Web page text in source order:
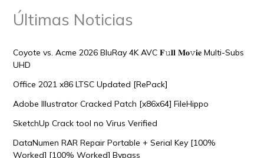
Últimas Noticias
Coyote vs. Acme 2026 BluRay 4K AVC 𝐅𝚞𝐥𝐥 𝐌𝐨𝚟𝐢𝐞 Multi-Subs
UHD
Office 2021 x86 LTSC Updated [RePаck]
Adobe Illustrator Cracked Patch [x86x64] FileHippo
SketchUp Crack tool no Virus Verified
DataNumen RAR Repair Portable + Serial Key [100%
Worked] [100% Worked] Bypass